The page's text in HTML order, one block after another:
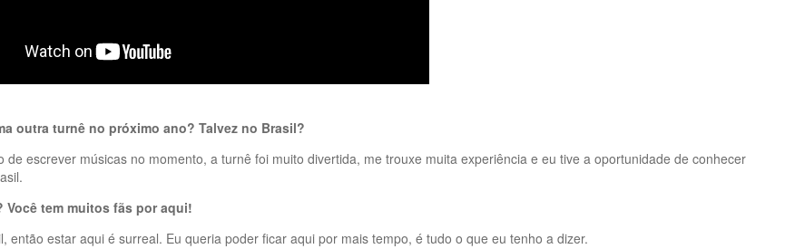
outra turnê no próximo ano? Talvez no Brasil?
escrever músicas no momento, a turnê foi muito divertida, me trouxe muita experiência e eu tive a oportunidade de conhecer
Você tem muitos fãs por aqui!
estar aqui é surreal. Eu queria poder ficar aqui por mais tempo, é tudo o que eu tenho a dizer.